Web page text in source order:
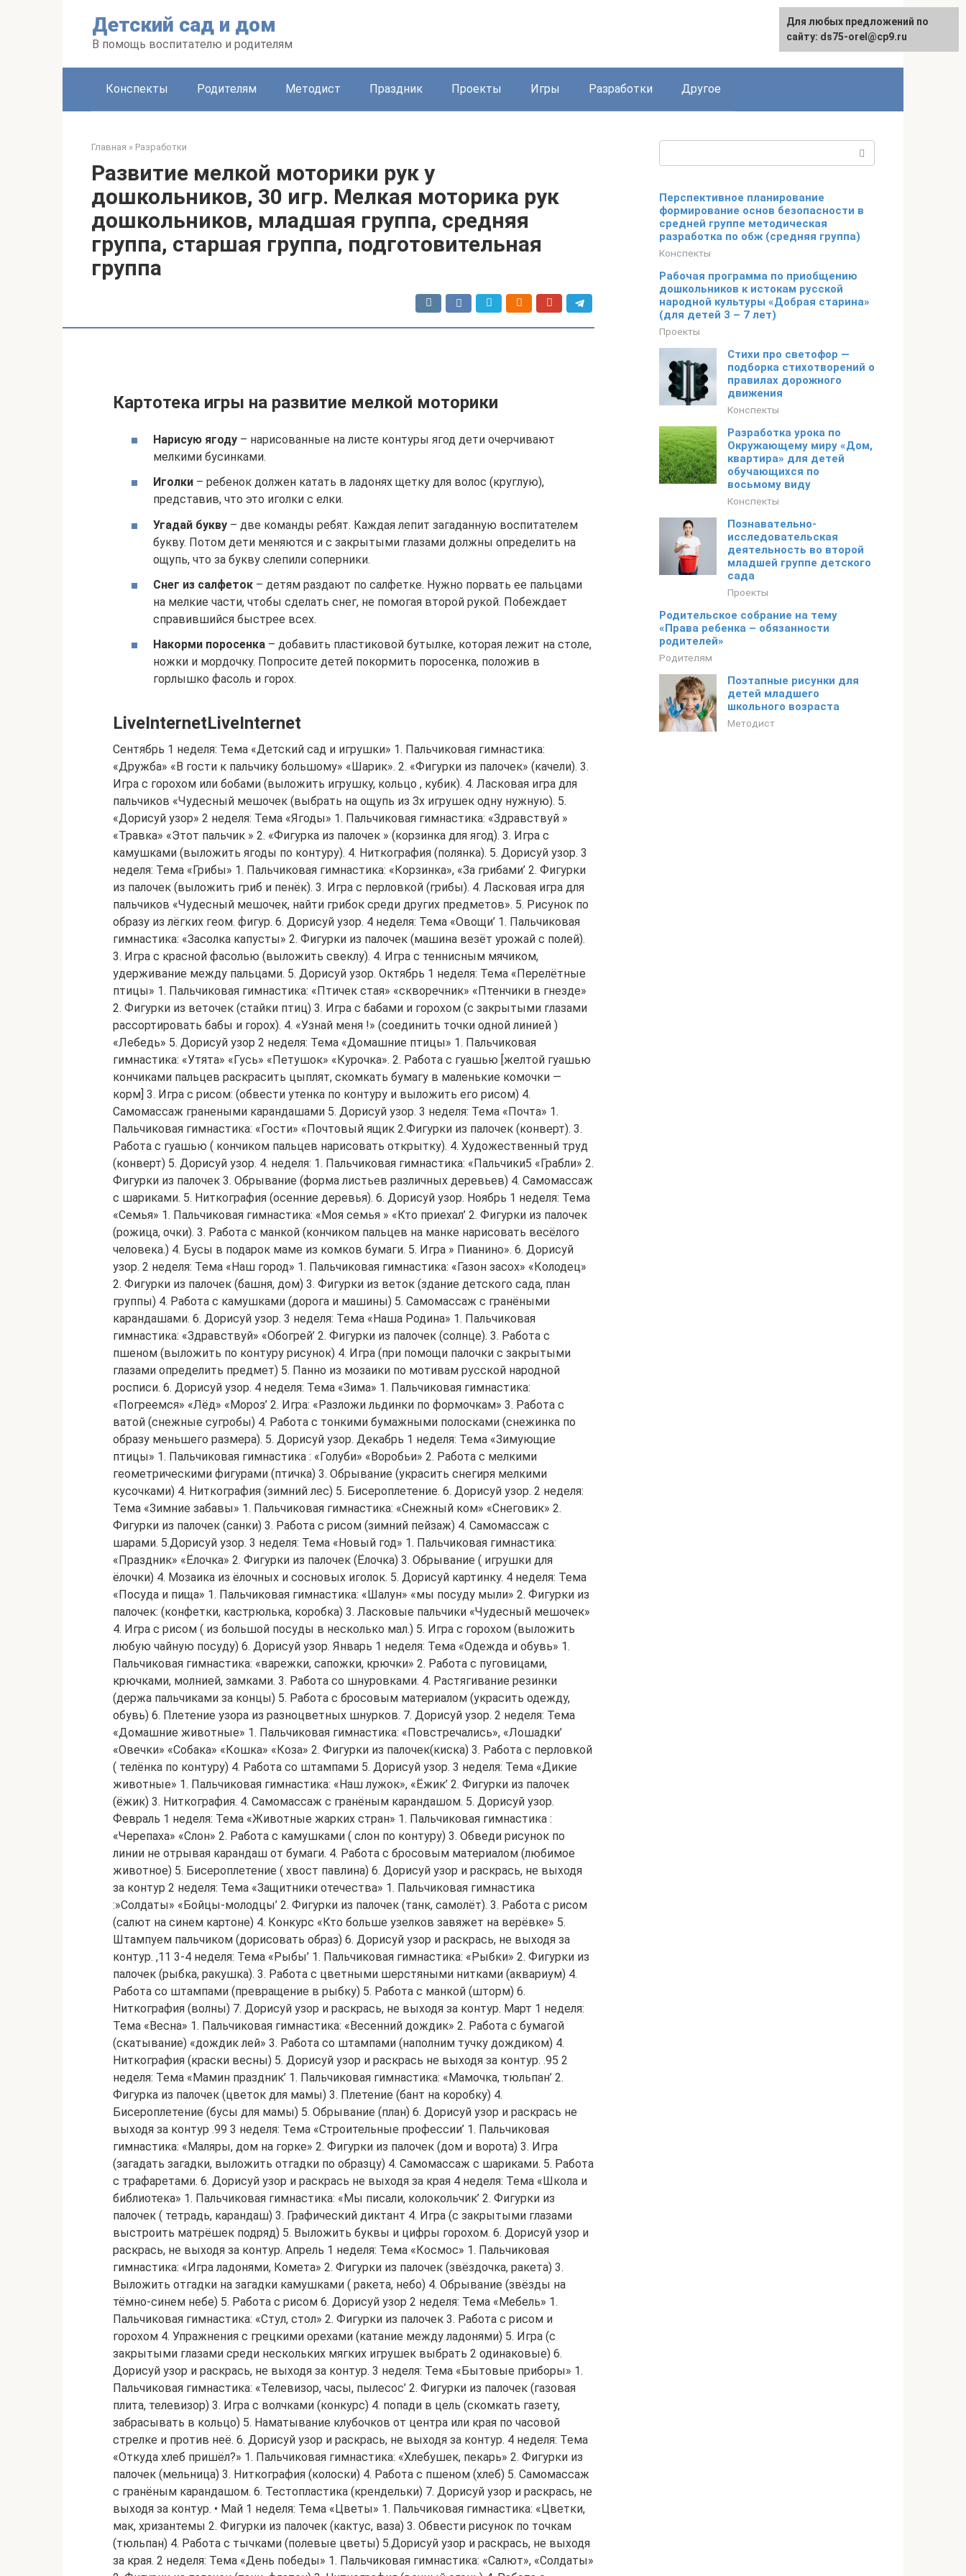
Детский сад и дом
В помощь воспитателю и родителям
Конспекты Родителям Методист Праздник Проекты Игры Разработки Другое
Главная » Разработки
Развитие мелкой моторики рук у
дошкольников, 30 игр. Мелкая моторика рук
дошкольников, младшая группа, средняя
группа, старшая группа, подготовительная
группа
Картотека игры на развитие мелкой моторики
Нарисую ягоду – нарисованные на листе контуры ягод дети очерчивают
мелкими бусинками.
Иголки – ребенок должен катать в ладонях щетку для волос (круглую),
представив, что это иголки с елки.
Угадай букву – две команды ребят. Каждая лепит загаданную воспитателем
букву. Потом дети меняются и с закрытыми глазами должны определить на
ощупь, что за букву слепили соперники.
Снег из салфеток – детям раздают по салфетке. Нужно порвать ее пальцами
на мелкие части, чтобы сделать снег, не помогая второй рукой. Побеждает
справившийся быстрее всех.
Накорми поросенка – добавить пластиковой бутылке, которая лежит на столе,
ножки и мордочку. Попросите детей покормить поросенка, положив в
горлышко фасоль и горох.
LiveInternetLiveInternet
Сентябрь 1 неделя: Тема «Детский сад и игрушки» 1. Пальчиковая гимнастика:
«Дружба» «В гости к пальчику большому» «Шарик». 2. «Фигурки из палочек» (качели). 3.
Игра с горохом или бобами (выложить игрушку, кольцо , кубик). 4. Ласковая игра для
пальчиков «Чудесный мешочек (выбрать на ощупь из Зх игрушек одну нужную). 5.
«Дорисуй узор» 2 неделя: Тема «Ягоды» 1. Пальчиковая гимнастика: «Здравствуй »
«Травка» «Этот пальчик » 2. «Фигурка из палочек » (корзинка для ягод). 3. Игра с
камушками (выложить ягоды по контуру). 4. Ниткография (полянка). 5. Дорисуй узор. 3
неделя: Тема «Грибы» 1. Пальчиковая гимнастика: «Корзинка», «За грибами’ 2. Фигурки
из палочек (выложить гриб и пенёк). 3. Игра с перловкой (грибы). 4. Ласковая игра для
пальчиков «Чудесный мешочек, найти грибок среди других предметов». 5. Рисунок по
образу из лёгких геом. фигур. 6. Дорисуй узор. 4 неделя: Тема «Овощи’ 1. Пальчиковая
гимнастика: «Засолка капусты» 2. Фигурки из палочек (машина везёт урожай с полей).
3. Игра с красной фасолью (выложить свеклу). 4. Игра с теннисным мячиком,
удерживание между пальцами. 5. Дорисуй узор. Октябрь 1 неделя: Тема «Перелётные
птицы» 1. Пальчиковая гимнастика: «Птичек стая» «скворечник» «Птенчики в гнезде»
2. Фигурки из веточек (стайки птиц) 3. Игра с бабами и горохом (с закрытыми глазами
рассортировать бабы и горох). 4. «Узнай меня !» (соединить точки одной линией )
«Лебедь» 5. Дорисуй узор 2 неделя: Тема «Домашние птицы» 1. Пальчиковая
гимнастика: «Утята» «Гусь» «Петушок» «Курочка». 2. Работа с гуашью [желтой гуашью
кончиками пальцев раскрасить цыплят, скомкать бумагу в маленькие комочки —
корм] 3. Игра с рисом: (обвести утенка по контуру и выложить его рисом) 4.
Самомассаж гранеными карандашами 5. Дорисуй узор. 3 неделя: Тема «Почта» 1.
Пальчиковая гимнастика: «Гости» «Почтовый ящик 2.Фигурки из палочек (конверт). 3.
Работа с гуашью ( кончиком пальцев нарисовать открытку). 4. Художественный труд
(конверт) 5. Дорисуй узор. 4. неделя: 1. Пальчиковая гимнастика: «Пальчики5 «Грабли» 2.
Фигурки из палочек 3. Обрывание (форма листьев различных деревьев) 4. Самомассаж
с шариками. 5. Ниткография (осенние деревья). 6. Дорисуй узор. Ноябрь 1 неделя: Тема
«Семья» 1. Пальчиковая гимнастика: «Моя семья » «Кто приехал’ 2. Фигурки из палочек
(рожица, очки). 3. Работа с манкой (кончиком пальцев на манке нарисовать весёлого
человека.) 4. Бусы в подарок маме из комков бумаги. 5. Игра » Пианино». 6. Дорисуй
узор. 2 неделя: Тема «Наш город» 1. Пальчиковая гимнастика: «Газон засох» «Колодец»
2. Фигурки из палочек (башня, дом) 3. Фигурки из веток (здание детского сада, план
группы) 4. Работа с камушками (дорога и машины) 5. Самомассаж с гранёными
карандашами. 6. Дорисуй узор. 3 неделя: Тема «Наша Родина» 1. Пальчиковая
гимнастика: «Здравствуй» «Обогрей’ 2. Фигурки из палочек (солнце). 3. Работа с
пшеном (выложить по контуру рисунок) 4. Игра (при помощи палочки с закрытыми
глазами определить предмет) 5. Панно из мозаики по мотивам русской народной
росписи. 6. Дорисуй узор. 4 неделя: Тема «Зима» 1. Пальчиковая гимнастика:
«Погреемся» «Лёд» «Мороз’ 2. Игра: «Разложи льдинки по формочкам» 3. Работа с
ватой (снежные сугробы) 4. Работа с тонкими бумажными полосками (снежинка по
образу меньшего размера). 5. Дорисуй узор. Декабрь 1 неделя: Тема «Зимующие
птицы» 1. Пальчиковая гимнастика : «Голуби» «Воробьи» 2. Работа с мелкими
геометрическими фигурами (птичка) 3. Обрывание (украсить снегиря мелкими
кусочками) 4. Ниткография (зимний лес) 5. Бисероплетение. 6. Дорисуй узор. 2 неделя:
Тема «Зимние забавы» 1. Пальчиковая гимнастика: «Снежный ком» «Снеговик» 2.
Фигурки из палочек (санки) 3. Работа с рисом (зимний пейзаж) 4. Самомассаж с
шарами. 5.Дорисуй узор. 3 неделя: Тема «Новый год» 1. Пальчиковая гимнастика:
«Праздник» «Ёлочка» 2. Фигурки из палочек (Ёлочка) 3. Обрывание ( игрушки для
ёлочки) 4. Мозаика из ёлочных и сосновых иголок. 5. Дорисуй картинку. 4 неделя: Тема
«Посуда и пища» 1. Пальчиковая гимнастика: «Шалун» «мы посуду мыли» 2. Фигурки из
палочек: (конфетки, кастрюлька, коробка) 3. Ласковые пальчики «Чудесный мешочек»
4. Игра с рисом ( из большой посуды в несколько мал.) 5. Игра с горохом (выложить
любую чайную посуду) 6. Дорисуй узор. Январь 1 неделя: Тема «Одежда и обувь» 1.
Пальчиковая гимнастика: «варежки, сапожки, крючки» 2. Работа с пуговицами,
крючками, молнией, замками. 3. Работа со шнуровками. 4. Растягивание резинки
(держа пальчиками за концы) 5. Работа с бросовым материалом (украсить одежду,
обувь) 6. Плетение узора из разноцветных шнурков. 7. Дорисуй узор. 2 неделя: Тема
«Домашние животные» 1. Пальчиковая гимнастика: «Повстречались», «Лошадки’
«Овечки» «Собака» «Кошка» «Коза» 2. Фигурки из палочек(киска) 3. Работа с перловкой
( телёнка по контуру) 4. Работа со штампами 5. Дорисуй узор. 3 неделя: Тема «Дикие
животные» 1. Пальчиковая гимнастика: «Наш лужок», «Ёжик’ 2. Фигурки из палочек
(ёжик) 3. Ниткография. 4. Самомассаж с гранёным карандашом. 5. Дорисуй узор.
Февраль 1 неделя: Тема «Животные жарких стран» 1. Пальчиковая гимнастика :
«Черепаха» «Слон» 2. Работа с камушками ( слон по контуру) 3. Обведи рисунок по
линии не отрывая карандаш от бумаги. 4. Работа с бросовым материалом (любимое
животное) 5. Бисероплетение ( хвост павлина) 6. Дорисуй узор и раскрась, не выходя
за контур 2 неделя: Тема «Защитники отечества» 1. Пальчиковая гимнастика
:»Солдаты» «Бойцы-молодцы’ 2. Фигурки из палочек (танк, самолёт). 3. Работа с рисом
(салют на синем картоне) 4. Конкурс «Кто больше узелков завяжет на верёвке» 5.
Штампуем пальчиком (дорисовать образ) 6. Дорисуй узор и раскрась, не выходя за
контур. ,11 3-4 неделя: Тема «Рыбы’ 1. Пальчиковая гимнастика: «Рыбки» 2. Фигурки из
палочек (рыбка, ракушка). 3. Работа с цветными шерстяными нитками (аквариум) 4.
Работа со штампами (превращение в рыбку) 5. Работа с манкой (шторм) 6.
Ниткография (волны) 7. Дорисуй узор и раскрась, не выходя за контур. Март 1 неделя:
Тема «Весна» 1. Пальчиковая гимнастика: «Весенний дождик» 2. Работа с бумагой
(скатывание) «дождик лей» 3. Работа со штампами (наполним тучку дождиком) 4.
Ниткография (краски весны) 5. Дорисуй узор и раскрась не выходя за контур. .95 2
неделя: Тема «Мамин праздник’ 1. Пальчиковая гимнастика: «Мамочка, тюльпан’ 2.
Фигурка из палочек (цветок для мамы) 3. Плетение (бант на коробку) 4.
Бисероплетение (бусы для мамы) 5. Обрывание (план) 6. Дорисуй узор и раскрась не
выходя за контур .99 3 неделя: Тема «Строительные профессии’ 1. Пальчиковая
гимнастика: «Маляры, дом на горке» 2. Фигурки из палочек (дом и ворота) 3. Игра
(загадать загадки, выложить отгадки по образцу) 4. Самомассаж с шариками. 5. Работа
с трафаретами. 6. Дорисуй узор и раскрась не выходя за края 4 неделя: Тема «Школа и
библиотека» 1. Пальчиковая гимнастика: «Мы писали, колокольчик’ 2. Фигурки из
палочек ( тетрадь, карандаш) 3. Графический диктант 4. Игра (с закрытыми глазами
выстроить матрёшек подряд) 5. Выложить буквы и цифры горохом. 6. Дорисуй узор и
раскрась, не выходя за контур. Апрель 1 неделя: Тема «Космос» 1. Пальчиковая
гимнастика: «Игра ладонями, Комета» 2. Фигурки из палочек (звёздочка, ракета) 3.
Выложить отгадки на загадки камушками ( ракета, небо) 4. Обрывание (звёзды на
тёмно-синем небе) 5. Работа с рисом 6. Дорисуй узор 2 неделя: Тема «Мебель» 1.
Пальчиковая гимнастика: «Стул, стол» 2. Фигурки из палочек 3. Работа с рисом и
горохом 4. Упражнения с грецкими орехами (катание между ладонями) 5. Игра (с
закрытыми глазами среди нескольких мягких игрушек выбрать 2 одинаковые) 6.
Дорисуй узор и раскрась, не выходя за контур. 3 неделя: Тема «Бытовые приборы» 1.
Пальчиковая гимнастика: «Телевизор, часы, пылесос’ 2. Фигурки из палочек (газовая
плита, телевизор) 3. Игра с волчками (конкурс) 4. попади в цель (скомкать газету,
забрасывать в кольцо) 5. Наматывание клубочков от центра или края по часовой
стрелке и против неё. 6. Дорисуй узор и раскрась, не выходя за контур. 4 неделя: Тема
«Откуда хлеб пришёл?» 1. Пальчиковая гимнастика: «Хлебушек, пекарь» 2. Фигурки из
палочек (мельница) 3. Ниткография (колоски) 4. Работа с пшеном (хлеб) 5. Самомассаж
с гранёным карандашом. 6. Тестопластика (крендельки) 7. Дорисуй узор и раскрась, не
выходя за контур. • Май 1 неделя: Тема «Цветы» 1. Пальчиковая гимнастика: «Цветки,
мак, хризантемы 2. Фигурки из палочек (кактус, ваза) 3. Обвести рисунок по точкам
(тюльпан) 4. Работа с тычками (полевые цветы) 5.Дорисуй узор и раскрась, не выходя
за края. 2 неделя: Тема «День победы» 1. Пальчиковая гимнастика: «Салют», «Солдаты»
Перспективное планирование
формирование основ безопасности в
средней группе методическая
разработка по обж (средняя группа)
Конспекты
Рабочая программа по приобщению
дошкольников к истокам русской
народной культуры «Добрая старина»
(для детей 3 – 7 лет)
Проекты
Стихи про светофор —
подборка стихотворений о
правилах дорожного
движения
Конспекты
Разработка урока по
Окружающему миру «Дом,
квартира» для детей
обучающихся по
восьмому виду
Конспекты
Познавательно-
исследовательская
деятельность во второй
младшей группе детского
сада
Проекты
Родительское собрание на тему
«Права ребенка – обязанности
родителей»
Родителям
Поэтапные рисунки для
детей младшего
школьного возраста
Методист
Для любых предложений по
сайту: ds75-orel@cp9.ru